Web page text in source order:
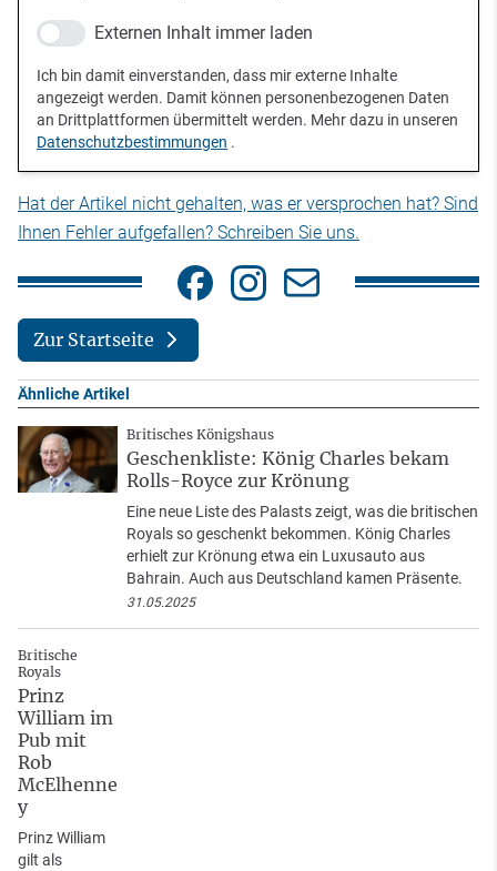
Externen Inhalt immer laden
Ich bin damit einverstanden, dass mir externe Inhalte
angezeigt werden. Damit können personenbezogenen Daten
an Drittplattformen übermittelt werden. Mehr dazu in unseren
Datenschutzbestimmungen .
Hat der Artikel nicht gehalten, was er versprochen hat? Sind
Ihnen Fehler aufgefallen? Schreiben Sie uns.
Zur Startseite
Ähnliche Artikel
Britisches Königshaus
Geschenkliste: König Charles bekam
Rolls-Royce zur Krönung
Eine neue Liste des Palasts zeigt, was die britischen
Royals so geschenkt bekommen. König Charles
erhielt zur Krönung etwa ein Luxusauto aus
Bahrain. Auch aus Deutschland kamen Präsente.
31.05.2025
Britische
Royals
Prinz
William im
Pub mit
Rob
McElhenne
y
Prinz William
gilt als